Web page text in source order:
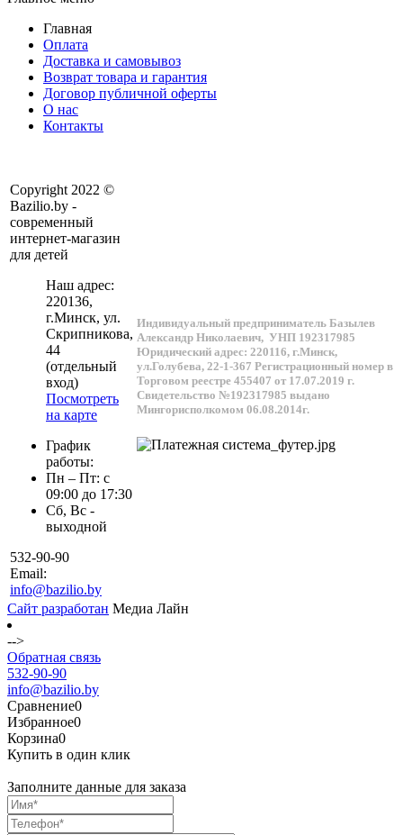
Главная
Оплата
Доставка и самовывоз
Возврат товара и гарантия
Договор публичной оферты
О нас
Контакты
Copyright 2022 ©
Bazilio.by -
современный
интернет-магазин
для детей
Наш адрес:
220136,
г.Минск, ул.
Скрипникова,
44
(отдельный
вход)
Посмотреть
на карте
График
работы:
Пн – Пт: с
09:00 до 17:30
Сб, Вс -
выходной
532-90-90
Email:
info@bazilio.by
Индивидуальный предприниматель Базылев
Александр Николаевич, УНП 192317985
Юридический адрес: 220116, г.Минск,
ул.Голубева, 22-1-367 Регистрационный номер в
Торговом реестре 455407 от 17.07.2019 г.
Свидетельство №192317985 выдано
Мингорисполкомом 06.08.2014г.
Сайт разработан Медиа Лайн
-->
Обратная связь
532-90-90
info@bazilio.by
Сравнение0
Избранное0
Корзина0
Купить в один клик
Заполните данные для заказа